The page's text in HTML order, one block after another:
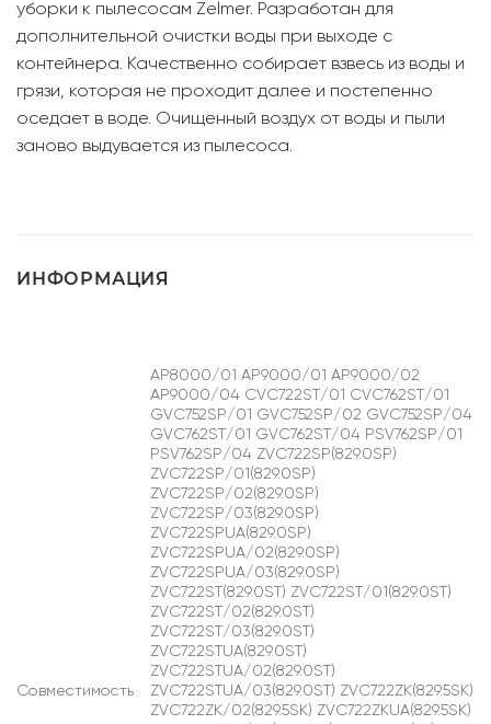
уборки к пылесосам Zelmer. Разработан для
дополнительной очистки воды при выходе с
контейнера. Качественно собирает взвесь из воды и
грязи, которая не проходит далее и постепенно
оседает в воде. Очищенный воздух от воды и пыли
заново выдувается из пылесоса.
ИНФОРМАЦИЯ
Совместимость
AP8000/01 AP9000/01 AP9000/02
AP9000/04 CVC722ST/01 CVC762ST/01
GVC752SP/01 GVC752SP/02 GVC752SP/04
GVC762ST/01 GVC762ST/04 PSV762SP/01
PSV762SP/04 ZVC722SP(829.0SP)
ZVC722SP/01(829.0SP)
ZVC722SP/02(829.0SP)
ZVC722SP/03(829.0SP)
ZVC722SPUA(829.0SP)
ZVC722SPUA/02(829.0SP)
ZVC722SPUA/03(829.0SP)
ZVC722ST(829.0ST) ZVC722ST/01(829.0ST)
ZVC722ST/02(829.0ST)
ZVC722ST/03(829.0ST)
ZVC722STUA(829.0ST)
ZVC722STUA/02(829.0ST)
ZVC722STUA/03(829.0ST) ZVC722ZK(829.5SK)
ZVC722ZK/02(829.5SK) ZVC722ZKUA(829.5SK)